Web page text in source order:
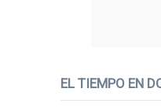
EL TIEMPO EN